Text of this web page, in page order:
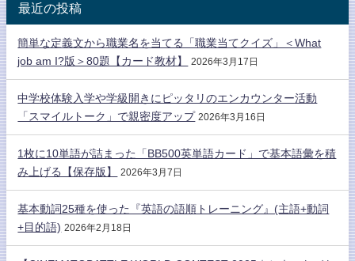
最近の投稿
簡単な定義文から職業名を当てる「職業当てクイズ」＜What
job am I?版＞80題【カード教材】
2026年3月17日
中学校体験入学や学級開きにピッタリのエンカウンター活動
「スマイルトーク」で親密度アップ 2026年3月16日
1枚に10単語が詰まった「BB500英単語カード」で基本語彙を積
み上げる【保存版】
2026年3月7日
基本動詞25種を使った『英語の語順トレーニング』(主語+動詞
+目的語) 2026年2月18日